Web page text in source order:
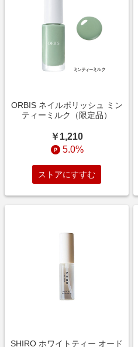
ORBIS ネイルポリッシュ ミン
ティーミルク（限定品）
￥1,210
5.0%
ストアにすすむ
SHIRO ホワイトティー オード